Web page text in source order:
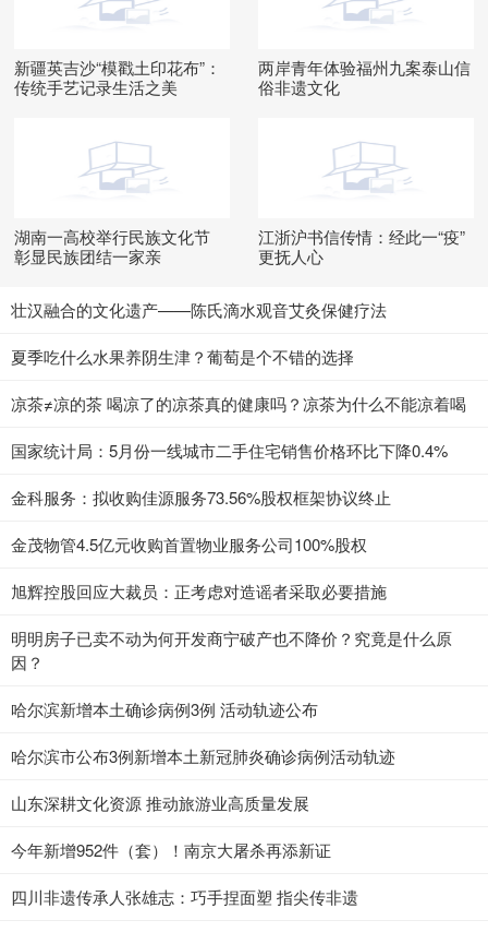
新疆英吉沙“模戳土印花布”：
传统手艺记录生活之美
两岸青年体验福州九案泰山信
俗非遗文化
湖南一高校举行民族文化节
彰显民族团结一家亲
江浙沪书信传情：经此一“疫”
更抚人心
壮汉融合的文化遗产——陈氏滴水观音艾灸保健疗法
夏季吃什么水果养阴生津？葡萄是个不错的选择
凉茶≠凉的茶 喝凉了的凉茶真的健康吗？凉茶为什么不能凉着喝
国家统计局：5月份一线城市二手住宅销售价格环比下降0.4%
金科服务：拟收购佳源服务73.56%股权框架协议终止
金茂物管4.5亿元收购首置物业服务公司100%股权
旭辉控股回应大裁员：正考虑对造谣者采取必要措施
明明房子已卖不动为何开发商宁破产也不降价？究竟是什么原
因？
哈尔滨新增本土确诊病例3例 活动轨迹公布
哈尔滨市公布3例新增本土新冠肺炎确诊病例活动轨迹
山东深耕文化资源 推动旅游业高质量发展
今年新增952件（套）！南京大屠杀再添新证
四川非遗传承人张雄志：巧手捏面塑 指尖传非遗